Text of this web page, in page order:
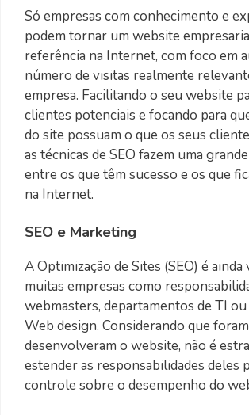
Só empresas com conhecimento e
podem tornar um website
referência na Internet, com foco em
número de visitas realmente
empresa. Facilitando o seu website
clientes potenciais e focando para
do site possuam o que os seus
as técnicas de SEO fazem uma
entre os que têm sucesso e os que
na Internet.
SEO e Marketing
A Optimização de Sites (SEO) é
muitas empresas como
webmasters, departamentos de TI ou
Web design. Considerando que
desenvolveram o website, não é
estender as responsabilidades deles
controle sobre o desempenho do